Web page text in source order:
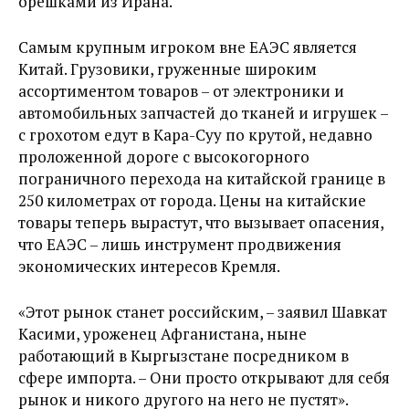
Самым крупным игроком вне ЕАЭС является
Китай. Грузовики, груженные широким
ассортиментом товаров – от электроники и
автомобильных запчастей до тканей и игрушек –
с грохотом едут в Кара-Суу по крутой, недавно
проложенной дороге с высокогорного
пограничного перехода на китайской границе в
250 километрах от города. Цены на китайские
товары теперь вырастут, что вызывает опасения,
что ЕАЭС – лишь инструмент продвижения
экономических интересов Кремля.
«Этот рынок станет российским, – заявил Шавкат
Касими, уроженец Афганистана, ныне
работающий в Кыргызстане посредником в
сфере импорта. – Они просто открывают для себя
рынок и никого другого на него не пустят».